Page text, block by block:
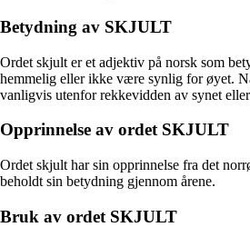
Betydning av SKJULT
Ordet skjult er et adjektiv på norsk som
hemmelig eller ikke være synlig for øyet.
vanligvis utenfor rekkevidden av synet
Opprinnelse av ordet SKJULT
Ordet skjult har sin opprinnelse fra det
beholdt sin betydning gjennom årene.
Bruk av ordet SKJULT